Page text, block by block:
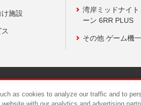
施設
湾岸ミッドナイト
ーン 6RR PLUS
その他 ゲーム機
as cookies to analyze our traffic and to